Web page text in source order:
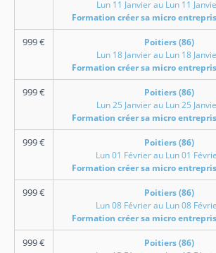
Lun 11 Janvier au Lun 11
Formation créer sa micro
999€
Poitiers (86)
Lun 18 Janvier au Lun 18
Formation créer sa micro
999€
Poitiers (86)
Lun 25 Janvier au Lun 25
Formation créer sa micro
999€
Poitiers (86)
Lun 01 Février au Lun 01
Formation créer sa micro
999€
Poitiers (86)
Lun 08 Février au Lun 08
Formation créer sa micro
999€
Poitiers (86)